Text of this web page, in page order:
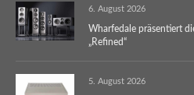
6. August 2026
Wharfedale präsentiert
„Refined“
5. August 2026